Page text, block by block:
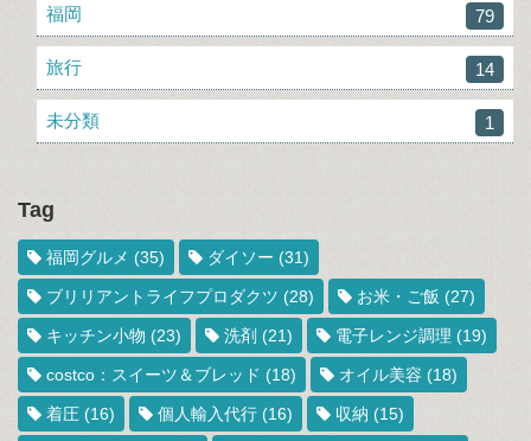
福岡 79
旅行 14
未分類 1
Tag
福岡グルメ (35) ダイソー (31)
ブリリアントライフプロダクツ (28) お米・ご飯 (27)
キッチン小物 (23) 洗剤 (21) 電子レンジ調理 (19)
costco：スイーツ＆ブレッド (18) オイル美容 (18)
着圧 (16) 個人輸入代行 (16) 収納 (15)